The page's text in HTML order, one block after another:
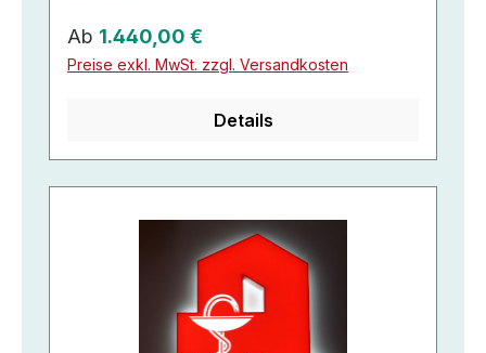
Regulärer Preis:
Ab 1.440,00 €
Preise exkl. MwSt. zzgl. Versandkosten
Details